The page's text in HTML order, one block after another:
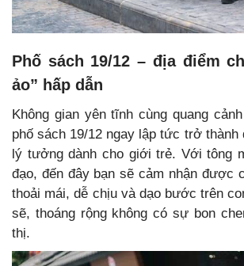
Phố sách 19/12 – địa điểm
ảo” hấp dẫn
Không gian yên tĩnh cùng quang
phố sách 19/12 ngay lập tức trở thành
lý tưởng dành cho giới trẻ. Với tông
đạo, đến đây bạn sẽ cảm nhận được
thoải mái, dễ chịu và dạo bước trên
sẽ, thoáng rộng không có sự bon
thị.